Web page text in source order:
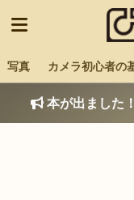
写真 カメラ初心者の
本が出ました